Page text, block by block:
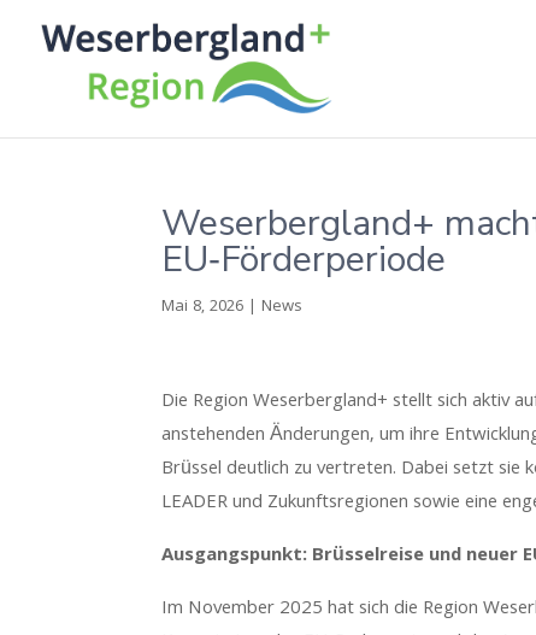
Weserbergland+
EU‑Förderperiode
Mai 8, 2026 | News
Die Region Weserbergland+ stellt sich aktiv
anstehenden Änderungen, um ihre
Brüssel deutlich zu vertreten. Dabei setzt
LEADER und Zukunftsregionen sowie eine
Ausgangspunkt: Brüsselreise und neuer
Im November 2025 hat sich die Region